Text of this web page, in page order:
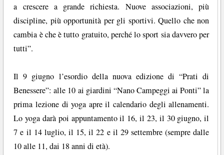
a crescere a grande richiesta. Nuove associazioni, più
discipline, più opportunità per gli sportivi. Quello che non
cambia è che è tutto gratuito, perché lo sport sia davvero per
tutti”.
Il 9 giugno l’esordio della nuova edizione di “Prati di
Benessere”: alle 10 ai giardini “Nano Campeggi ai Ponti” la
prima lezione di yoga apre il calendario degli allenamenti.
Lo yoga darà poi appuntamento il 16, il 23, il 30 giugno, il
7 e il 14 luglio, il 15, il 22 e il 29 settembre (sempre dalle
10 alle 11, dai 18 anni di età).